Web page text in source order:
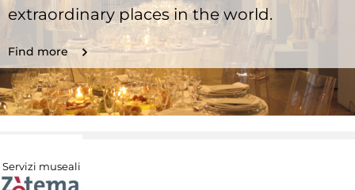
extraordinary places in the world.
Find more
Servizi museali